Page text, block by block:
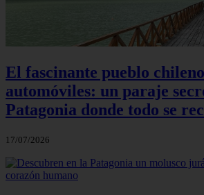
El fascinante pueblo
automóviles: un paraje
Patagonia donde todo se
17/07/2026